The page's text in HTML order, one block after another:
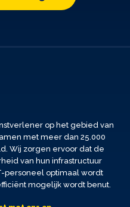
op het gebied van
met meer dan 25.000
Wij zorgen ervoor dat de
van hun infrastructuur
personeel optimaal wordt
mogelijk wordt benut.